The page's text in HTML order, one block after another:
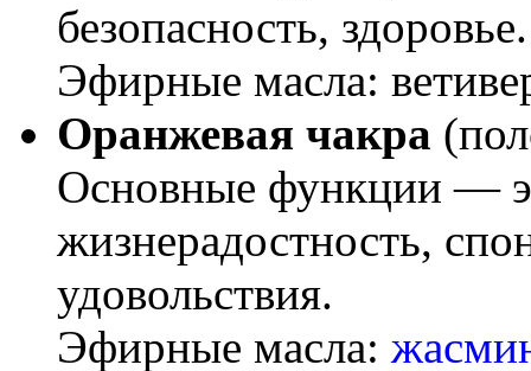
безопасность, здоровье.
Эфирные масла:
Оранжевая чакра
Основные функции —
жизнерадостность,
удовольствия.
Эфирные масла: